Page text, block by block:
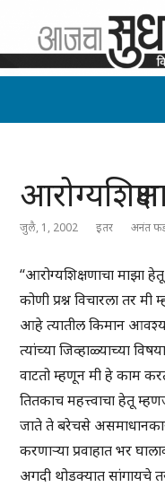
जुलै, 1, 2002 इतर अनंत
“आरोग्यशिक्षणाचा माझा
कोणी प्रश्न विचारला तर
आहे त्यातील किमान
त्यांच्या जिव्हाळ्याच्या
वाटतो म्हणून मी हे काम
तितकाच महत्त्वाचा हेतू
जाते ते बरेचसे
करणाऱ्या प्रवाहात भर
अगदी थोडक्यात सांगायचे